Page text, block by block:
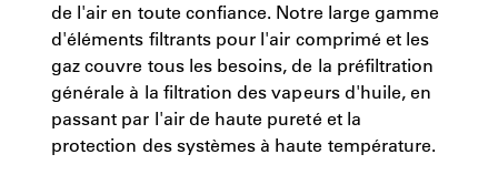
de l'air en toute confiance. Notre large gamme
d'éléments filtrants pour l'air comprimé et les
gaz couvre tous les besoins, de la préfiltration
générale à la filtration des vapeurs d'huile, en
passant par l'air de haute pureté et la
protection des systèmes à haute température.